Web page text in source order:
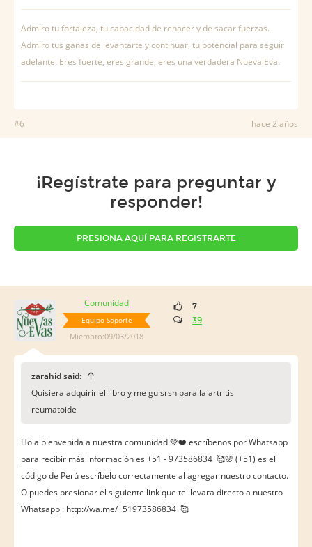
Admiro tu fortaleza, tu capacidad de renacer y de sacar fuerzas.
Admiro tus ganas de levantarte y continuar, tu potencial para seguir
adelante. Eres fuerte, eres grande, eres una verdadera Nueva Eva.
#6 hace 2 años
¡Regístrate para preguntar y
responder!
PRESIONA AQUÍ PARA REGISTRARTE
Comunidad
Equipo Soporte
Miembro:09/03/2018
7
39
zarahid said:
Quisiera adquirir el libro y me guisrsn para la artritis
reumatoide
Hola bienvenida a nuestra comunidad 💚❤️ escríbenos por Whatsapp
para recibir más información es +51 - 973586834 🥰🌸 (+51) es el
código de Perú escríbelo correctamente al agregar nuestro contacto.
O puedes presionar el siguiente link que te llevara directo a nuestro
Whatsapp : http://wa.me/+51973586834 🥰